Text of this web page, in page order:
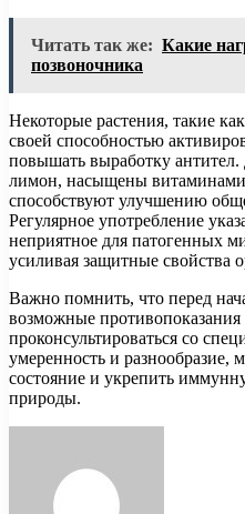
Читать так же: Какие
позвоночника
Некоторые растения, такие
своей способностью
повышать выработку
лимон, насыщены
способствуют улучшению
Регулярное употребление
неприятное для патогенных
усиливая защитные свойства
Важно помнить, что перед
возможные
проконсультироваться со
умеренность и разнообразие,
состояние и укрепить
природы.